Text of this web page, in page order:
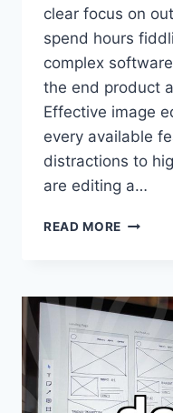
clear focus on
spend hours
complex
the end product
Effective image
every available
distractions to
are editing a…
READ MORE
IMAGE
EDITING
TIME